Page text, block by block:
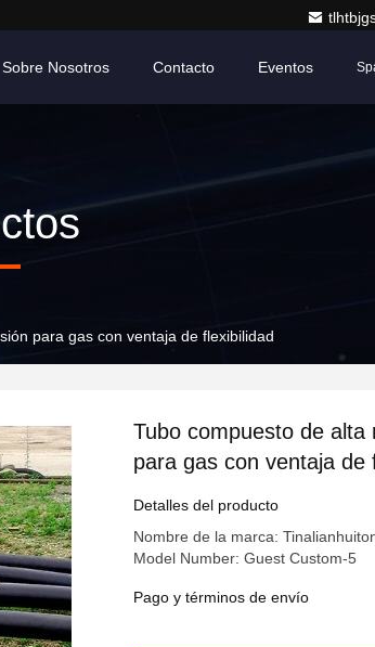
Sobre Nosotros Contacto Eventos
para gas con ventaja de flexibilidad
Tubo compuesto de alta
para gas con ventaja de
Detalles del producto
Nombre de la marca:
Model Number: Guest Custom-5
Pago y términos de envío